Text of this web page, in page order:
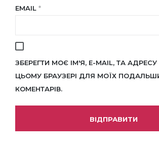
EMAIL *
ЗБЕРЕГТИ МОЄ ІМ'Я, E-MAIL, ТА
ЦЬОМУ БРАУЗЕРІ ДЛЯ МОЇХ
КОМЕНТАРІВ.